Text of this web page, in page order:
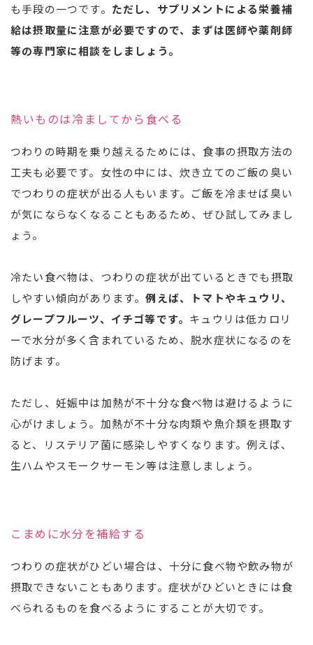
も手段の一つです。 ただし、サプリメントによる栄養補
給は摂取量に注意が必要ですので、まずは医師や薬剤師
等の専門家に相談をしましょう。
熱いものは冷ましてから食べる
つわりの時期を乗り越えるためには、食事の摂取方法の
工夫も必要です。女性の中には、炊き立てのご飯の臭い
でつわりの症状が出る人もいます。ご飯を冷ませば臭い
が気にならなくなることもあるため、ぜひ試してみまし
ょう。
冷たい食べ物は、つわりの症状が出ているときでも摂取
しやすい傾向があります。例えば、トマトやキュウリ、
グレープフルーツ、イチゴ等です。 キュウリは低カロリ
ーで水分が多く含まれているため、脱水症状になるのを
防げます。
ただし、妊娠中は加熱が不十分な食べ物は避けるように
心がけましょう。加熱が不十分な肉類や魚介類を摂取す
ると、リステリア菌に感染しやすくなります。例えば、
生ハムやスモークサーモン等は注意しましょう。
こまめに水分を補給する
つわりの症状がひどい場合は、十分に食べ物や飲み物が
摂取できないこともあります。症状がひどいときには食
べられるものを食べるようにすることが大切です。